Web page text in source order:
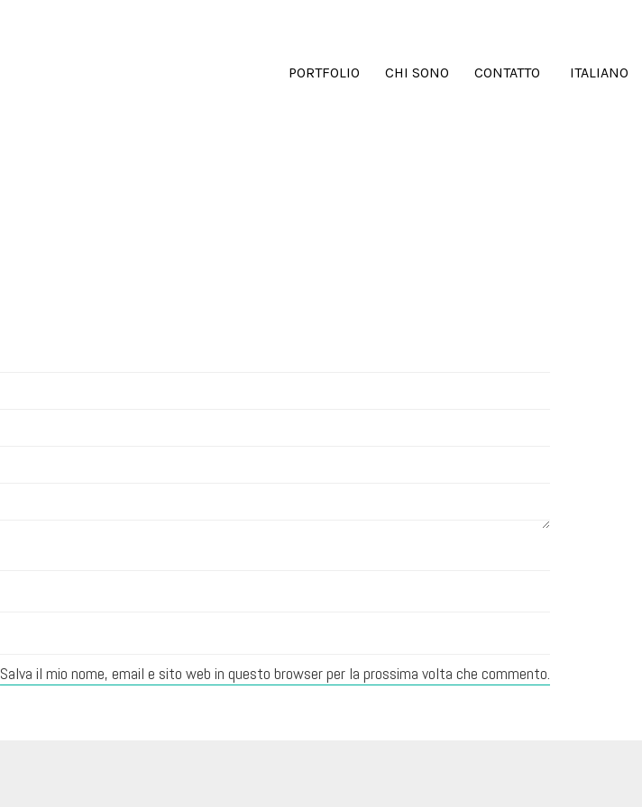
PORTFOLIO CHI SONO CONTATTO ITALIANO
Salva il mio nome, email e sito web in questo browser per la prossima volta che commento.